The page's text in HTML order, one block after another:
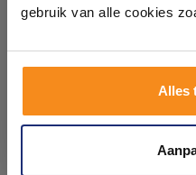
gebruik van alle cookies
Alles
op
Kom langs en